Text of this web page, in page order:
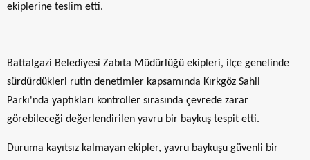
ekiplerine teslim etti.
Battalgazi Belediyesi Zabıta Müdürlüğü ekipleri, ilçe genelinde
sürdürdükleri rutin denetimler kapsamında Kırkgöz Sahil
Parkı'nda yaptıkları kontroller sırasında çevrede zarar
görebileceği değerlendirilen yavru bir baykuş tespit etti.
Duruma kayıtsız kalmayan ekipler, yavru baykuşu güvenli bir